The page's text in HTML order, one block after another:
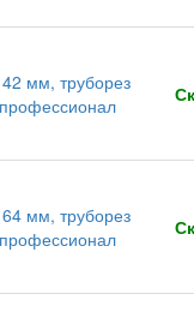
мм, труборез
мм, труборез